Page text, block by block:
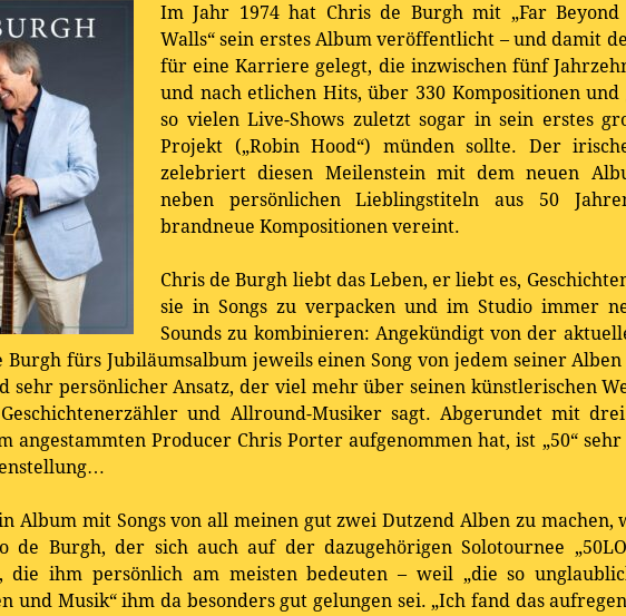
Im Jahr 1974 hat Chris de Burgh mit „Far Beyond
Walls“ sein erstes Album veröffentlicht – und damit
für eine Karriere gelegt, die inzwischen fünf
und nach etlichen Hits, über 330 Kompositionen
so vielen Live-Shows zuletzt sogar in sein erstes
Projekt („Robin Hood“) münden sollte. Der
zelebriert diesen Meilenstein mit dem neuen
neben persönlichen Lieblingstiteln aus 50
brandneue Kompositionen vereint.
Chris de Burgh liebt das Leben, er liebt es,
sie in Songs zu verpacken und im Studio immer
Sounds zu kombinieren: Angekündigt von der
Burgh fürs Jubiläumsalbum jeweils einen Song von jedem seiner
sehr persönlicher Ansatz, der viel mehr über seinen künstlerischen
und Allround-Musiker sagt. Abgerundet mit
angestammten Producer Chris Porter aufgenommen hat, ist „50“
Album mit Songs von all meinen gut zwei Dutzend Alben zu machen,
de Burgh, der sich auch auf der dazugehörigen Solotournee
die ihm persönlich am meisten bedeuten – weil „die so
und Musik“ ihm da besonders gut gelungen sei. „Ich fand das